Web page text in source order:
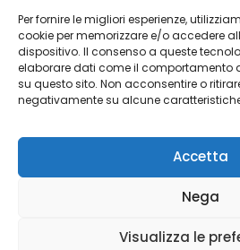
Per fornire le migliori esperienze,
cookie per memorizzare e/o accedere
dispositivo. Il consenso a queste
elaborare dati come il comportamento
su questo sito. Non acconsentire o
negativamente su alcune
Accetta
Nega
Visualizza le
Servizi
Progetti
Titoli sociali
Misure regionali